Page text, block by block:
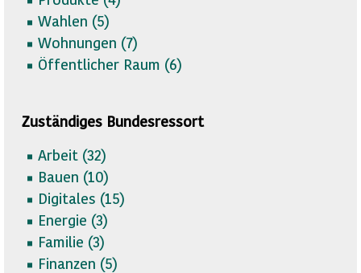
Wahlen (5)
Wohnungen (7)
Öffentlicher Raum (6)
Zuständiges Bundesressort
Arbeit (32)
Bauen (10)
Digitales (15)
Energie (3)
Familie (3)
Finanzen (5)